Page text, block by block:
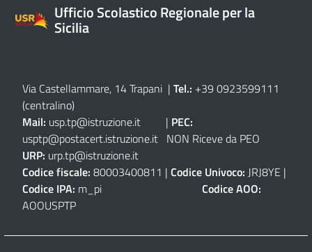
Ufficio Scolastico Regionale per la
Sicilia
Via Castellammare, 14 Trapani | Tel.: +39 0923599111
(centralino)
Mail: usp.tp@istruzione.it | PEC:
usptp@postacert.istruzione.it NON Riceve da PEO
URP: urp.tp@istruzione.it
Codice fiscale: 80003400811 | Codice Univoco: JRJ8YE |
Codice IPA: m_pi Codice AOO:
AOOUSPTP